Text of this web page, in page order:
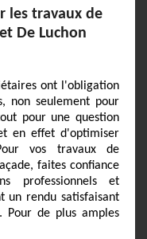
les travaux de
De Luchon
ont l'obligation
non seulement pour
pour une question
en effet d'optimiser
vos travaux de
faites confiance
professionnels et
un rendu satisfaisant
Pour de plus amples